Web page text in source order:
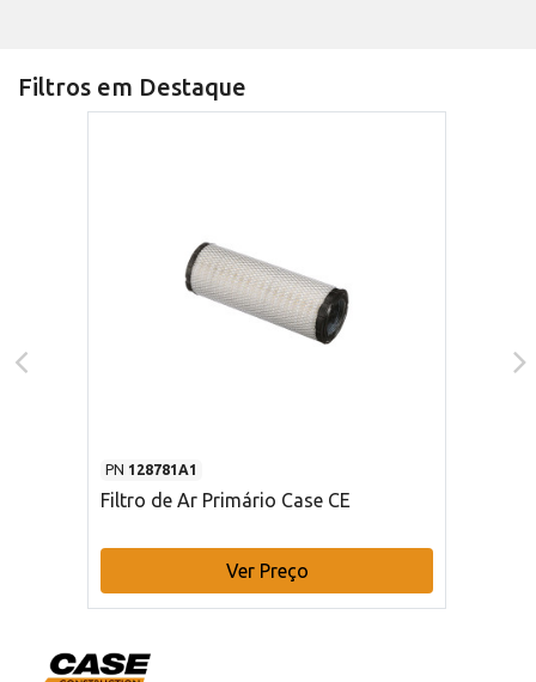
Filtros em Destaque
PN 128781A1
Filtro de Ar Primário Case CE
Ver Preço